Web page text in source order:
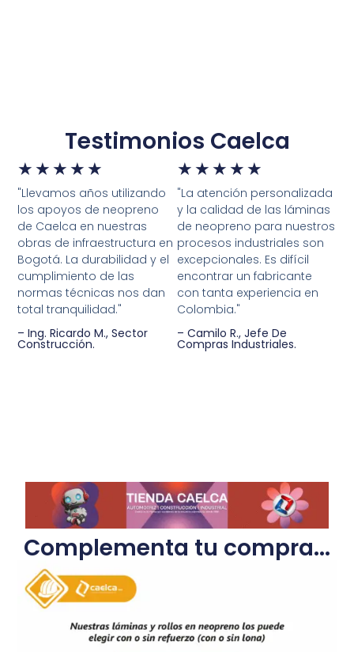
Testimonios Caelca
★ ★ ★ ★ ★
"Llevamos años utilizando
los apoyos de neopreno
de Caelca en nuestras
obras de infraestructura en
Bogotá. La durabilidad y el
cumplimiento de las
normas técnicas nos dan
total tranquilidad."
– Ing. Ricardo M., Sector
Construcción.
★ ★ ★ ★ ★
"La atención personalizada
y la calidad de las láminas
de neopreno para nuestros
procesos industriales son
excepcionales. Es difícil
encontrar un fabricante
con tanta experiencia en
Colombia."
– Camilo R., Jefe De
Compras Industriales.
Complementa tu compra...